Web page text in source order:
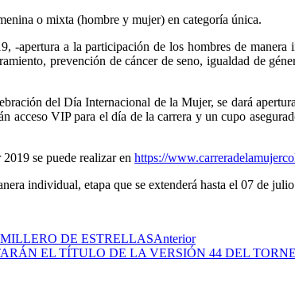
o mixta (hombre y mujer) en categoría única.
-apertura a la participación de los hombres de
prevención de cáncer de seno, igualdad de
del Día Internacional de la Mujer, se dará
acceso VIP para el día de la carrera y un cupo
se puede realizar en https://
individual, etapa que se extenderá hasta el 07 de
DE ESTRELLASAnterior
EL TÍTULO DE LA VERSIÓN 44 DEL